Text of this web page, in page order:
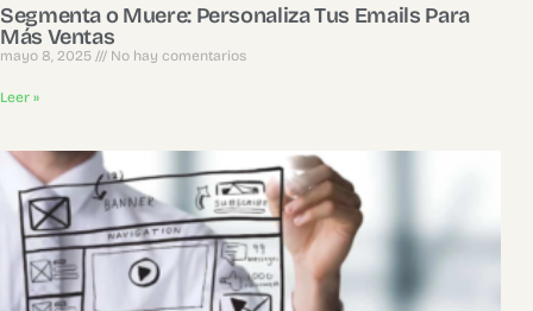
Segmenta o Muere: Personaliza Tus Emails Para
Más Ventas
mayo 8, 2025 No hay comentarios
Leer »